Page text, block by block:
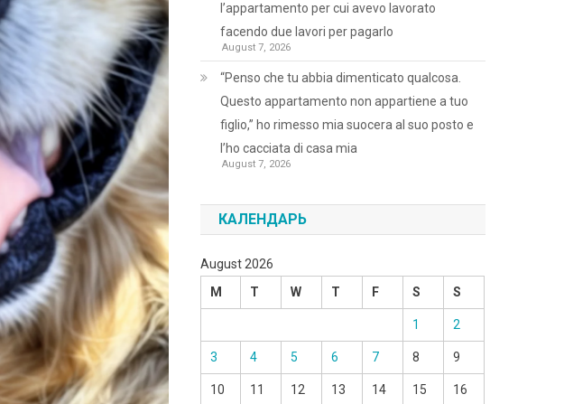
l’appartamento per cui avevo lavorato
facendo due lavori per pagarlo
August 7, 2026
“Penso che tu abbia dimenticato qualcosa.
Questo appartamento non appartiene a tuo
figlio,” ho rimesso mia suocera al suo posto e
l’ho cacciata di casa mia
August 7, 2026
КАЛЕНДАРЬ
August 2026
M
T W T F S S
1 2
3 4 5 6 7 8 9
10 11 12 13 14 15 16